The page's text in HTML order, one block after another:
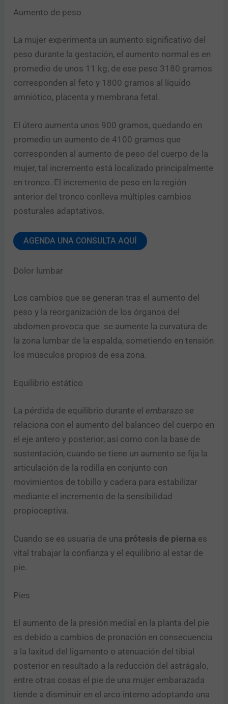
Aumento de peso
La mujer experimenta un aumento significativo del
peso durante la gestación, el aumento normal es en
promedio de unos 11 kg, de ese peso 3180 gramos
corresponden al feto y 1800 gramos al líquido
amniótico, placenta y membrana fetal.
El útero aumenta unos 900 gramos, quedando en
promedio un aumento de 4100 gramos que
corresponden al aumento de peso del cuerpo de la
mujer, tal incremento está localizado principalmente
en tronco. El incremento de peso en la región
anterior del tronco conlleva múltiples cambios
posturales adaptativos.
AGENDA UNA CONSULTA AQUÍ
Dolor lumbar
Los cambios que se generan tras el aumento del
peso y la reorganización de los órganos del
abdomen provoca que se aumente la curvatura de
la zona lumbar de la espalda, sometiendo en tensión
los músculos propios de esa zona.
Equilibrio estático
La pérdida de equilibrio durante el embarazo se
relaciona con el aumento del balanceo del cuerpo en
el eje antero y posterior, así como con la base de
sustentación, cuando se tiene un aumento se fija la
articulación de la rodilla en conjunto con
movimientos de tobillo y cadera para estabilizar
mediante el incremento de la sensibilidad
propioceptiva.
Cuando se es usuaria de una prótesis de pierna es
vital trabajar la confianza y el equilibrio al estar de
pie.
Pies
El aumento de la presión medial en la planta del pie
es debido a cambios de pronación en consecuencia
a la laxitud del ligamento o atenuación del tibial
posterior en resultado a la reducción del astrágalo,
entre otras cosas el pie de una mujer embarazada
tiende a disminuir en el arco interno adoptando una